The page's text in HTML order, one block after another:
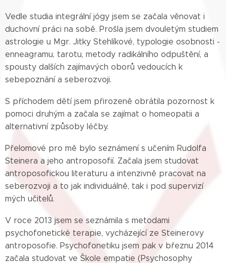
Vedle studia integrální jógy jsem se začala věnovat i
duchovní práci na sobě. Prošla jsem dvouletým studiem
astrologie u Mgr. Jitky Stehlíkové, typologie osobnosti -
enneagramu, tarotu, metody radikálního odpuštění, a
spousty dalších zajímavých oborů vedoucích k
sebepoznání a seberozvoji.
S příchodem dětí jsem přirozeně obrátila pozornost k
pomoci druhým a začala se zajímat o homeopatii a
alternativní způsoby léčby.
Přelomové pro mě bylo seznámení s učením Rudolfa
Steinera a jeho antroposofií. Začala jsem studovat
antroposofickou literaturu a intenzivně pracovat na
seberozvoji a to jak individuálně, tak i pod supervizí
mých učitelů.
V roce 2013 jsem se seznámila s metodami
psychofonetické terapie, vycházející ze Steinerovy
antroposofie. Psychofonetiku jsem pak v březnu 2014
začala studovat ve Škole empatie (Psychosophy